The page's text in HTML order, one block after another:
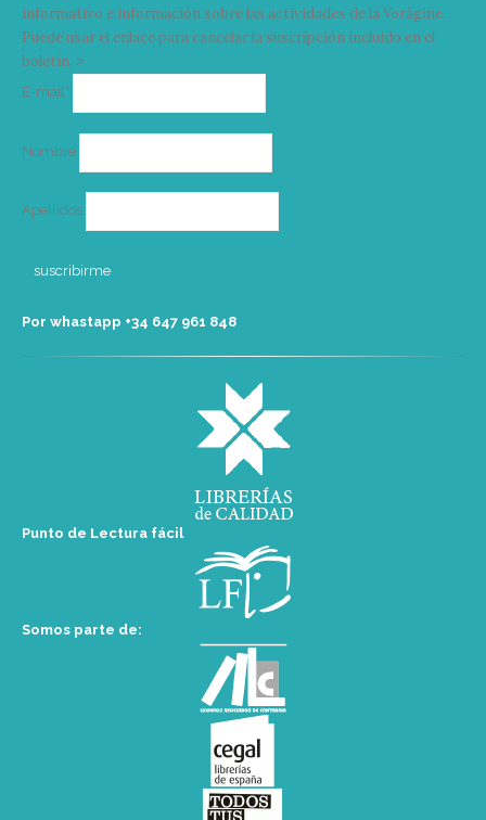
informativo e información sobre las actividades de la Vorágine.
Puede usar el enlace para cancelar la suscripción incluido en el
boletín. >
E-mail*
Nombre
Apellidos
Por whastapp +34 ‭647 961 848‬
Punto de Lectura fácil
Somos parte de: